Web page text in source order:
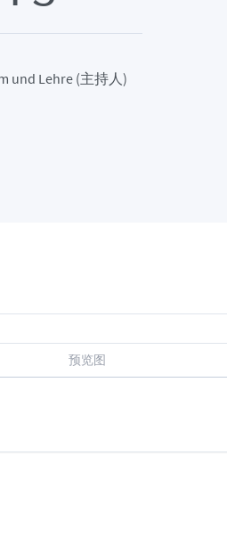
und Lehre (主持人)
预览图